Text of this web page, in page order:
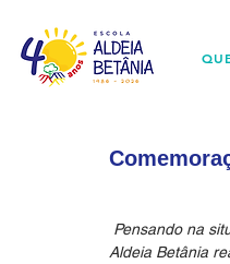
Pensando na
Aldeia Betânia